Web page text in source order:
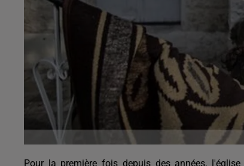
Pour la première fois depuis des années,